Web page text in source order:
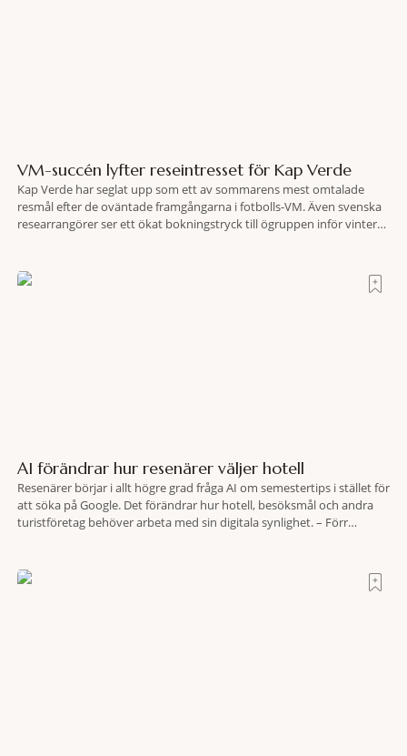
VM-succén lyfter reseintresset för Kap Verde
Kap Verde har seglat upp som ett av sommarens mest omtalade
resmål efter de oväntade framgångarna i fotbolls-VM. Även svenska
researrangörer ser ett ökat bokningstryck till ögruppen inför vintern.
motsvarande vecka i
AI förändrar hur resenärer väljer hotell
Resenärer börjar i allt högre grad fråga AI om semestertips i stället för
att söka på Google. Det förändrar hur hotell, besöksmål och andra
turistföretag behöver arbeta med sin digitala synlighet. – Förr